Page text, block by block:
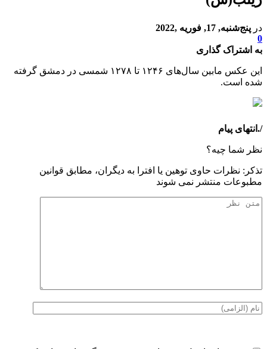
در پنج‌شنبه, 17, فوریه ,2022
0
به اشتراک گذاری
این عکس مابین سال‌های ۱۲۴۶ تا ۱۲۷۸ شمسی در دمشق گرفته
شده است.
/.انتهای پیام
نظر شما چیه؟
تذكر: نظرات حاوی توهين يا افترا به ديگران، مطابق قوانين
مطبوعات منتشر نمی شوند